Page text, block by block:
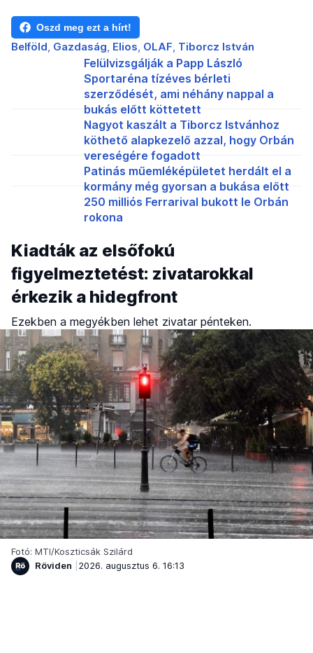
Oszd meg ezt a hírt!
Belföld Gazdaság Elios OLAF Tiborcz István
Felülvizsgálják a Papp László
Sportaréna tízéves bérleti
szerződését, ami néhány nappal a
bukás előtt köttetett
Nagyot kaszált a Tiborcz Istvánhoz
köthető alapkezelő azzal, hogy Orbán
vereségére fogadott
Patinás műemléképületet herdált el a
kormány még gyorsan a bukása előtt
250 milliós Ferrarival bukott le Orbán
rokona
Kiadták az elsőfokú
figyelmeztetést: zivatarokkal
érkezik a hidegfront
Ezekben a megyékben lehet zivatar pénteken.
Fotó: MTI/Koszticsák Szilárd
Röviden
2026. augusztus 6. 16:13